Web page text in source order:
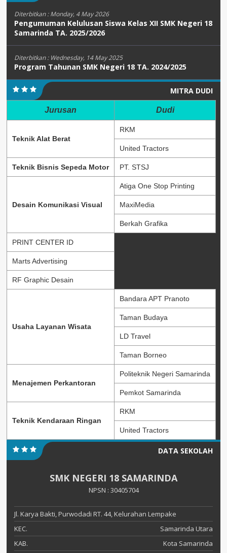
Diterbitkan :Monday, 4 May 2026
Pengumuman Kelulusan Siswa Kelas XII SMK Negeri 18
Samarinda TA. 2025/2026
Diterbitkan : Wednesday, 14 May 2025
Program Tahunan SMK Negeri 18 TA. 2024/2025
MITRA DUDI
Jurusan Dudi
Teknik Alat Berat
RKM
United Tractors
Teknik Bisnis Sepeda Motor PT. STSJ
Desain Komunikasi Visual
Atiga One Stop Printing
MaxiMedia
Berkah Grafika
PRINT CENTER ID
Marts Advertising
RF Graphic Desain
Usaha Layanan Wisata
Bandara APT Pranoto
Taman Budaya
LD Travel
Taman Borneo
Menajemen Perkantoran
Politeknik Negeri Samarinda
Pemkot Samarinda
Teknik Kendaraan Ringan
RKM
United Tractors
DATA SEKOLAH
SMK NEGERI 18 SAMARINDA
NPSN : 30405704
Jl. Karya Bakti, Purwodadi RT. 44, Kelurahan Lempake
KEC.
Samarinda Utara
KAB.
Kota Samarinda